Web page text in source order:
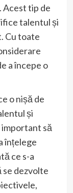
Acest tip de
talentul și
Cu toate
a începe o
o nișă de
și
important să
înțelege
ce s-a
se dezvolte